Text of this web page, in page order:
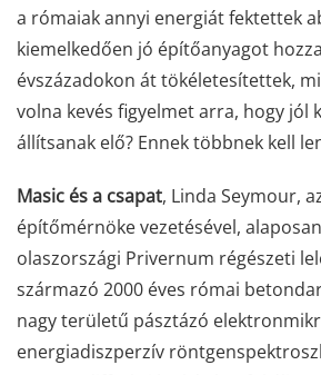
a rómaiak annyi energiát fektettek
kiemelkedően jó építőanyagot
évszázadokon át tökéletesítettek,
volna kevés figyelmet arra, hogy jól
állítsanak elő? Ennek többnek kell
Masic és a csapat, Linda Seymour,
építőmérnöke vezetésével,
olaszországi Privernum régészeti
származó 2000 éves római
nagy területű pásztázó
energiadiszperzív